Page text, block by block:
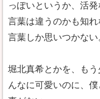
っぽいというか、活
言葉は違うのかも知
言葉しか思いつかない
堀北真希とかを、も
んなに可愛いのに、